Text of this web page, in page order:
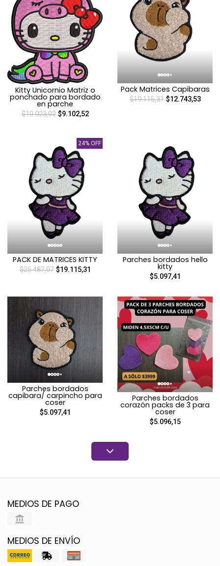
Kitty Unicornio Matriz o
ponchado para bordado
en parche
$10.923,02$9.102,52
Pack Matrices Capibaras
$19.115,31$12.743,53
24% OFF
PACK DE MATRICES KITTY
$25.487,07$19.115,31
Parches bordados hello
kitty
$5.097,41
Parches bordados
capibara/ carpincho para
coser
$5.097,41
Parches bordados
corazón packs de 3 para
coser
$5.096,15
MEDIOS DE PAGO
MEDIOS DE ENVÍO